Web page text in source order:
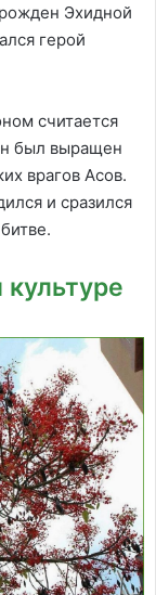
Эхидной
герой
считается
был выращен
врагов Асов.
и сразился